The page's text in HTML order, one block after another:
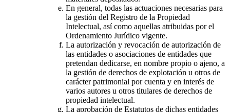
En general, todas las actuaciones necesarias para
la gestión del Registro de la Propiedad
Intelectual, así como aquellas atribuidas por el
Ordenamiento Jurídico vigente.
La autorización y revocación de autorización de
las entidades o asociaciones de entidades que
pretendan dedicarse, en nombre propio o ajeno, a
la gestión de derechos de explotación u otros de
carácter patrimonial por cuenta y en interés de
varios autores u otros titulares de derechos de
propiedad intelectual.
La aprobación de Estatutos de dichas entidades